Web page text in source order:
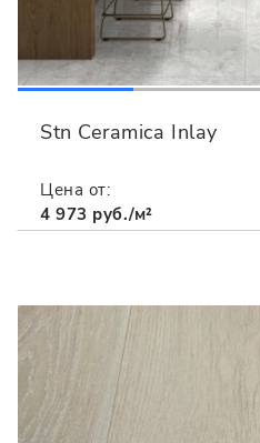
Stn Ceramica Inlay
Цена от:
4 973 руб./м²